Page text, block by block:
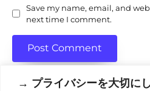
→ プライバシーを大切に
Save my name, email, and
next time I comment.